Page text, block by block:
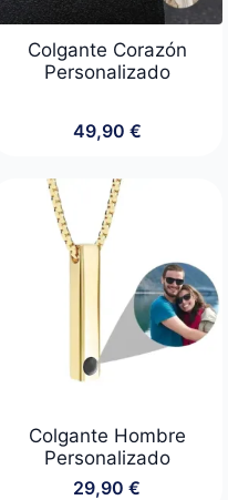
Colgante Corazón
Personalizado
49,90 €
Colgante Hombre
Personalizado
29,90 €